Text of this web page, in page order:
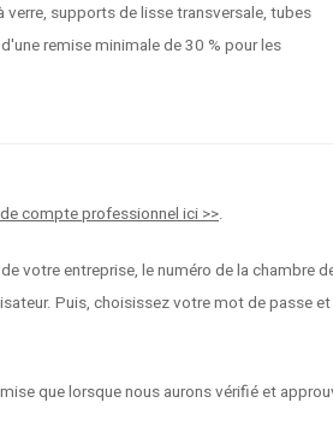
supports de lisse transversale, tubes
remise minimale de 30 % pour les
compte professionnel ici >>.
votre entreprise, le numéro de la chambre
Puis, choisissez votre mot de passe
que lorsque nous aurons vérifié et